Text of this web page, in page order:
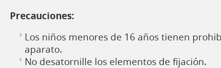
Precauciones:
Los niños menores de 16 años tienen
aparato.
No desatornille los elementos de fijación.